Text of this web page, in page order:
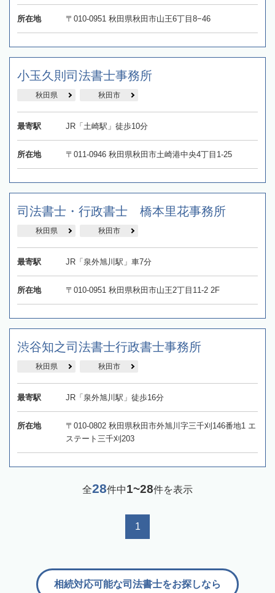
所在地 〒010-0951 秋田県秋田市山王6丁目8−46
小玉久則司法書士事務所
秋田県 秋田市
最寄駅 JR「土崎駅」徒歩10分
所在地 〒011-0946 秋田県秋田市土崎港中央4丁目1-25
司法書士・行政書士 橋本里花事務所
秋田県 秋田市
最寄駅 JR「泉外旭川駅」車7分
所在地 〒010-0951 秋田県秋田市山王2丁目11-2 2F
渋谷知之司法書士行政書士事務所
秋田県 秋田市
最寄駅 JR「泉外旭川駅」徒歩16分
所在地
〒010-0802 秋田県秋田市外旭川字三千刈146番地1 エ
ステート三千刈203
全28件中1~28件を表示
1
相続対応可能な司法書士をお探しなら